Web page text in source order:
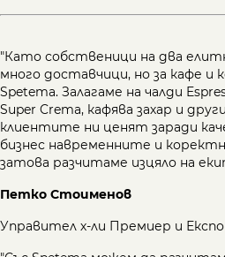
"Като собственици на два
много доставчици, но за кафе и
Spetema. Залагаме на чалди
Super Crema, кафява захар и
клиентите ни ценят заради
бизнес навременните и
затова разчитаме изцяло на
Петко Стоименов
Управител х-ли Премиер и Експо